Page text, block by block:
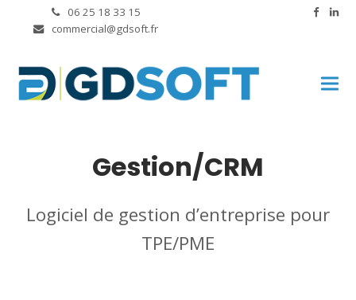
06 25 18 33 15
commercial@gdsoft.fr
Gestion/CRM
Logiciel de gestion d’entreprise pour
TPE/PME